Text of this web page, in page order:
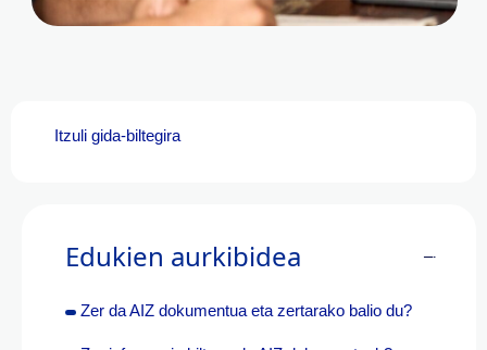
Itzuli gida-biltegira
Edukien aurkibidea
Zer da AIZ dokumentua eta zertarako balio du?